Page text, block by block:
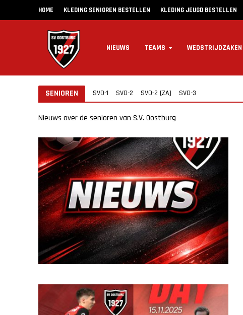
HOME KLEDING SENIOREN BESTELLEN KLEDING JEUGD BESTELLEN
NIEUWS TEAMS WEDSTRIJDZAKEN
SENIOREN SVO-1 SVO-2 SVO-2 [ZA] SVO-3
Nieuws over de senioren van S.V. Oostburg